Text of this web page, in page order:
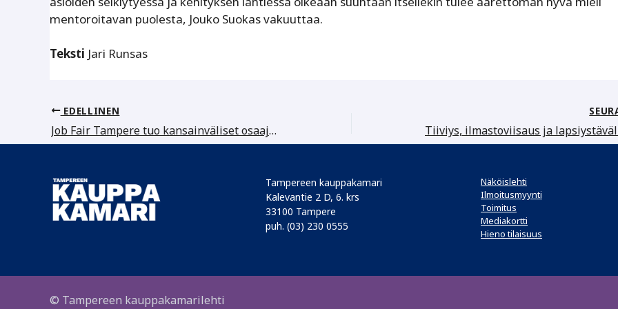
mentoroitavan puolesta, Jouko Suokas vakuuttaa.
Teksti Jari Runsas
EDELLINEN
Job Fair Tampere tuo kansainväliset osaajat yritysten ulottuville
Tampereen kauppakamari
Kalevantie 2 D, 6. krs
33100 Tampere
puh. (03) 230 0555
Näköislehti
Ilmoitusmyynti
Toimitus
Mediakortti
Hieno tilaisuus
© Tampereen kauppakamarilehti